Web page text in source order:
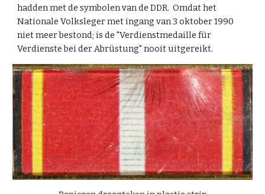
hadden met de symbolen van de DDR. Omdat het
Nationale Volksleger met ingang van 3 oktober 1990
niet meer bestond; is de "Verdienstmedaille für
Verdienste bei der Abrüstung" nooit uitgereikt.